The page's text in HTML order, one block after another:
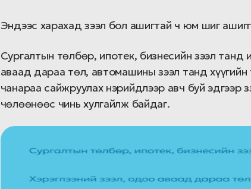
Эндээс харахад зээл бол ашигтай ч юм шиг
Сургалтын төлбөр, ипотек, бизнесийн зээл танд
аваад дараа төл, автомашины зээл танд
чанараа сайжруулах нэрийдлээр авч буй эдгээр
чөлөөнөөс чинь хулгайлж байдаг.